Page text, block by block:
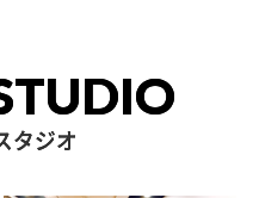
タジオ